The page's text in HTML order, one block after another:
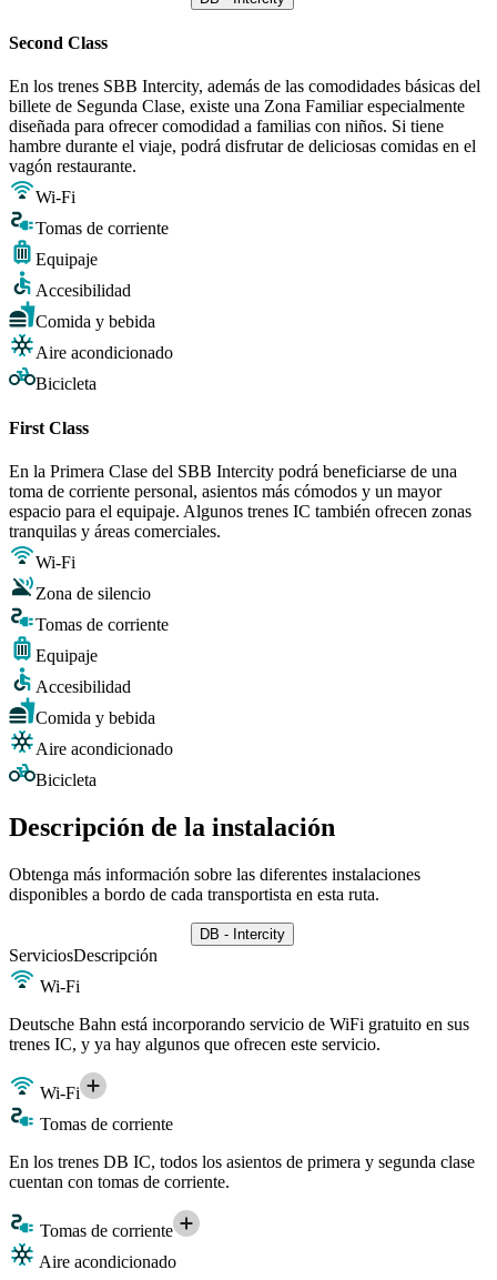
Second Class
En los trenes SBB Intercity, además de las comodidades básicas del
billete de Segunda Clase, existe una Zona Familiar especialmente
diseñada para ofrecer comodidad a familias con niños. Si tiene
hambre durante el viaje, podrá disfrutar de deliciosas comidas en el
vagón restaurante.
Wi-Fi
Tomas de corriente
Equipaje
Accesibilidad
Comida y bebida
Aire acondicionado
Bicicleta
First Class
En la Primera Clase del SBB Intercity podrá beneficiarse de una
toma de corriente personal, asientos más cómodos y un mayor
espacio para el equipaje. Algunos trenes IC también ofrecen zonas
tranquilas y áreas comerciales.
Wi-Fi
Zona de silencio
Tomas de corriente
Equipaje
Accesibilidad
Comida y bebida
Aire acondicionado
Bicicleta
Descripción de la instalación
Obtenga más información sobre las diferentes instalaciones
disponibles a bordo de cada transportista en esta ruta.
DB - Intercity
ServiciosDescripción
Wi-Fi
Deutsche Bahn está incorporando servicio de WiFi gratuito en sus
trenes IC, y ya hay algunos que ofrecen este servicio.
Wi-Fi
Tomas de corriente
En los trenes DB IC, todos los asientos de primera y segunda clase
cuentan con tomas de corriente.
Tomas de corriente
Aire acondicionado